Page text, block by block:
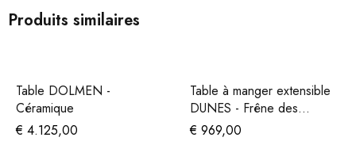
Produits similaires
Table DOLMEN -
Céramique
€ 4.125,00
Table à manger extensible
DUNES - Frêne des
montagnes
€ 969,00